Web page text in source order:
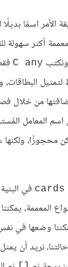
الأمر اسمًا بديلًا
أكثر سهولة
ونكتب C any
البطاقات،
من خلال
المعامل
محجوزًا،
cards في البنية
المعممة،
وضعها في
نريد أن